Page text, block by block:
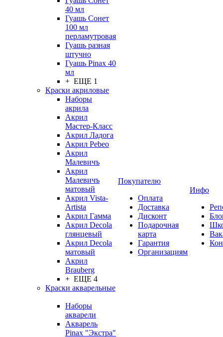
40 мл
Гуашь Сонет
100 мл
перламутровая
Гуашь разная
штучно
Гуашь Pinax 40
мл
+ ЕЩЕ 1
Краски акриловые
Наборы
акрила
Акрил
Мастер-Класс
Акрил Ладога
Акрил Pebeo
Акрил
Малевичъ
Акрил
Малевичъ
матовый
Акрил Vista-
Artista
Акрил Гамма
Акрил Decola
глянцевый
Акрил Decola
матовый
Акрил
Brauberg
+ ЕЩЕ 4
Краски акварельные
Наборы
акварели
Акварель
Pinax "Экстра"
Покупателю
Оплата
Доставка
Дисконт
Подарочная
карта
Гарантия
Организациям
Инфо